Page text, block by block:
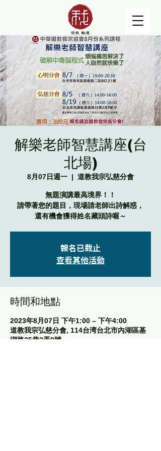
解樂老師智慧講座(台
北場)
8月07日週一
  |
道教我宗弘慈分會
無題演講最高境界！！
請帶著您的題目，現場請老師出詩解惑，
還有機會獲得姓名藏頭詩喔～
報名已截止
查看其他活動
時間和地點
2023年8月07日 下午1:00 – 下午4:00
道教我宗弘慈分會, 114台湾台北市內湖區基
湖路35巷2弄9號